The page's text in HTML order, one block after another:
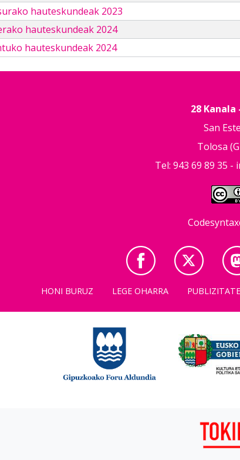
hauteskundeak 2023
hauteskundeak 2024
hauteskundeak 2024
28
San
Tolosa
Tel: 943 69 89 35 -
HONI BURUZ LEGE OHARRA